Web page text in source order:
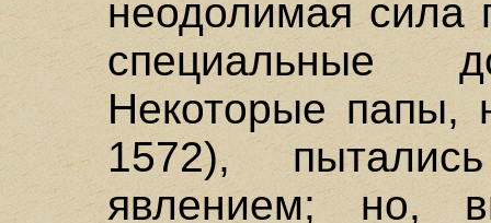
неодолимая сила
специальные
Некоторые папы,
1572),
явлением; но,